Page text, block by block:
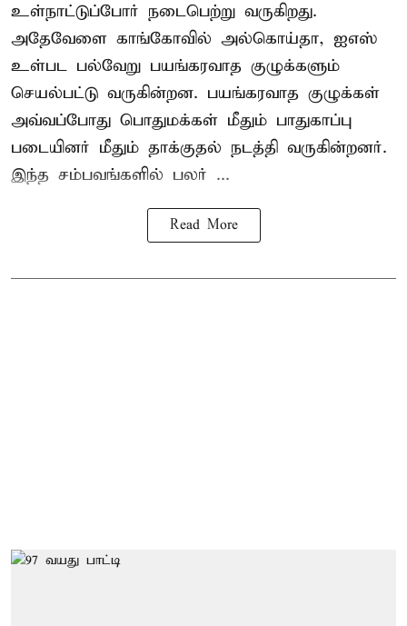
உள்நாட்டுப்போர் நடைபெற்று வருகிறது.
அதேவேளை காங்கோவில் அல்கொய்தா, ஐஎஸ்
உள்பட பல்வேறு பயங்கரவாத குழுக்களும்
செயல்பட்டு வருகின்றன. பயங்கரவாத குழுக்கள்
அவ்வப்போது பொதுமக்கள் மீதும் பாதுகாப்பு
படையினர் மீதும் தாக்குதல் நடத்தி வருகின்றனர்.
இந்த சம்பவங்களில் பலர் ...
Read More